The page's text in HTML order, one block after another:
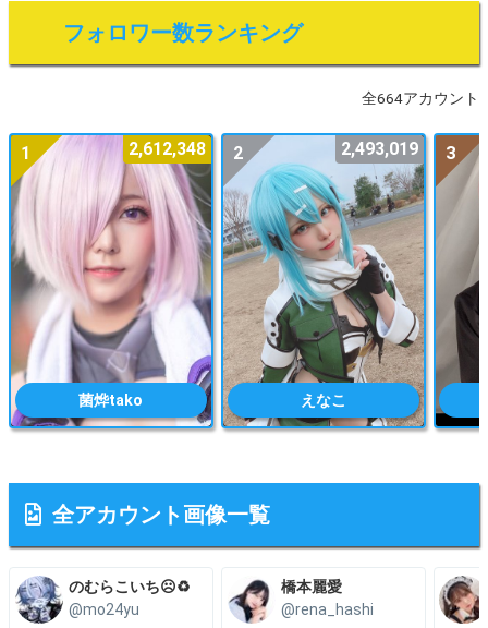
フォロワー数ランキング
全664アカウント
菌烨tako
1 2,612,348
えなこ
2 2,493,019 3
全アカウント画像一覧
のむらこいち☹️♻️
@mo24yu
橋本麗愛
@rena_hashi